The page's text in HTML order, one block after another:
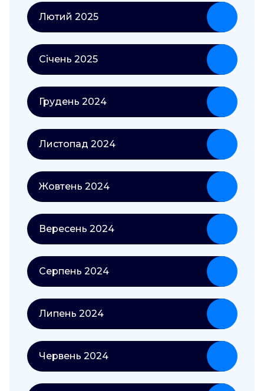
Лютий 2025
Січень 2025
Грудень 2024
Листопад 2024
Жовтень 2024
Вересень 2024
Серпень 2024
Липень 2024
Червень 2024